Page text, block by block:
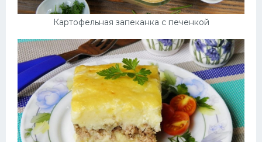
Картофельная запеканка с печенкой